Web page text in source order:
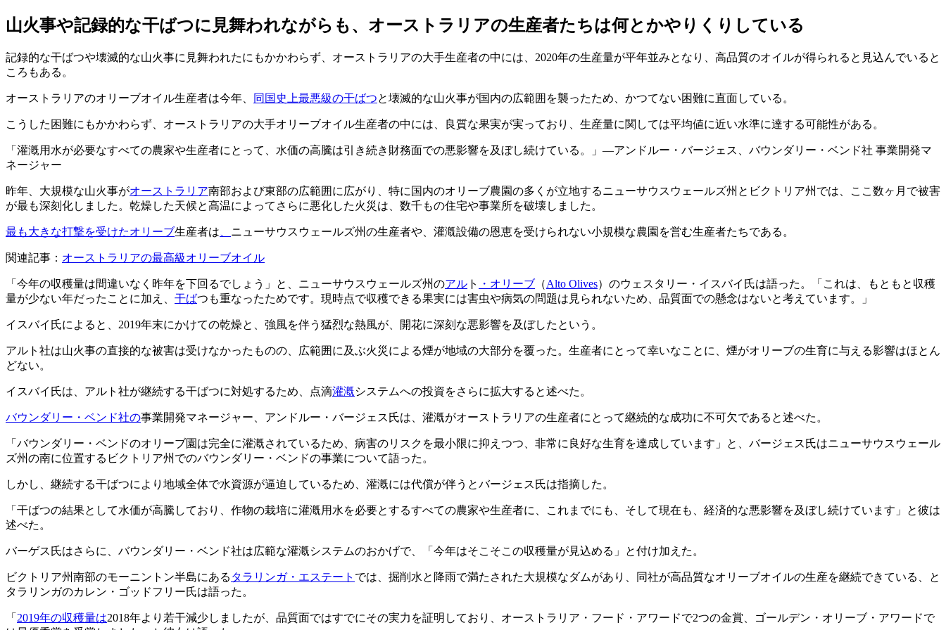
山火事や記録的な干ばつに見舞われながらも、オーストラリアの生産者たちは何とかやりくりしている
記録的な干ばつや壊滅的な山火事に見舞われたにもかかわらず、オーストラリアの大手生産者の中には、2020年の生産量が平年並みとなり、高品質のオイルが得られると見込んでいると
ころもある。
オーストラリアのオリーブオイル生産者は今年、 同国史上最悪級の干ばつと壊滅的な山火事が国内の広範囲を襲ったため、かつてない困難に直面している。
こうした困難にもかかわらず、オーストラリアの大手オリーブオイル生産者の中には、良質な果実が実っており、生産量に関しては平均値に近い水準に達する可能性がある。
灌漑用水が必要なすべての農家や生産者にとって、水価の高騰は引き続き財務面での悪影響を及ぼし続けている。
―アンドルー・バージェス、バウンダリー・ベンド社 事業開発マ
ネージャー
昨年、大規模な山火事がオーストラリア南部および東部の広範囲に広がり、特に国内のオリーブ農園の多くが立地するニューサウスウェールズ州とビクトリア州では、ここ数ヶ月で被害
が最も深刻化しました。乾燥した天候と高温によってさらに悪化した火災は、数千もの住宅や事業所を破壊しました。
最も大きな打撃を受けたオリーブ生産者は ニューサウスウェールズ州の生産者や、灌漑設備の恩恵を受けられない小規模な農園を営む生産者たちである。
関連記事： オーストラリアの最高級オリーブオイル
「今年の収穫量は間違いなく昨年を下回るでしょう」と、ニューサウスウェールズ州のアル ト ・オリーブ （Alto Olives）のウェスタリー・イスバイ氏は語った。「これは、もともと収穫
量が少ない年だったことに加え、 干ばつも重なったためです。現時点で収穫できる果実には害虫や病気の問題は見られないため、品質面での懸念はないと考えています。」
イスバイ氏によると、2019年末にかけての乾燥と、強風を伴う猛烈な熱風が、開花に深刻な悪影響を及ぼしたという。
アルト社は山火事の直接的な被害は受けなかったものの、広範囲に及ぶ火災による煙が地域の大部分を覆った。生産者にとって幸いなことに、煙がオリーブの生育に与える影響はほとん
どない。
イスバイ氏は、アルト社が継続する干ばつに対処するため、点滴灌漑システムへの投資をさらに拡大すると述べた。
バウンダリー・ベンド社の事業開発マネージャー、アンドルー・バージェス氏は、灌漑がオーストラリアの生産者にとって継続的な成功に不可欠であると述べた。
「バウンダリー・ベンドのオリーブ園は完全に灌漑されているため、病害のリスクを最小限に抑えつつ、非常に良好な生育を達成しています」と、バージェス氏はニューサウスウェール
ズ州の南に位置するビクトリア州でのバウンダリー・ベンドの事業について語った。
しかし、継続する干ばつにより地域全体で水資源が逼迫しているため、灌漑には代償が伴うとバージェス氏は指摘した。
「干ばつの結果として水価が高騰しており、作物の栽培に灌漑用水を必要とするすべての農家や生産者に、これまでにも、そして現在も、経済的な悪影響を及ぼし続けています」と彼は
述べた。
バーゲス氏はさらに、バウンダリー・ベンド社は広範な灌漑システムのおかげで、「今年はそこそこの収穫量が見込める」と付け加えた。
ビクトリア州南部のモーニントン半島にある タラリンガ・エステート では、掘削水と降雨で満たされた大規模なダムがあり、同社が高品質なオリーブオイルの生産を継続できている、と
タラリンガのカレン・ゴッドフリー氏は語った。
「 2019年の収穫量は2018年より若干減少しましたが、品質面ではすでにその実力を証明しており、オーストラリア・フード・アワードで2つの金賞、ゴールデン・オリーブ・アワードで